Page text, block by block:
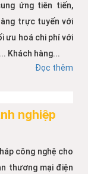
ứng tiên tiến,
trực tuyến với
ưu hoá chi phí với
Khách hàng...
Đọc thêm
nghiệp
công nghệ cho
thương mại điện